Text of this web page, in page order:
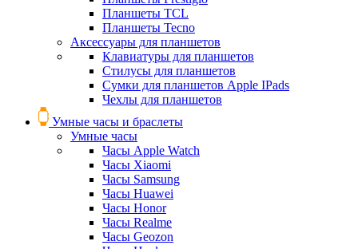
Планшеты TCL
Планшеты Tecno
Аксессуары для планшетов
Клавиатуры для планшетов
Стилусы для планшетов
Сумки для планшетов Apple IPads
Чехлы для планшетов
Умные часы и браслеты
Умные часы
Часы Apple Watch
Часы Xiaomi
Часы Samsung
Часы Huawei
Часы Honor
Часы Realme
Часы Geozon